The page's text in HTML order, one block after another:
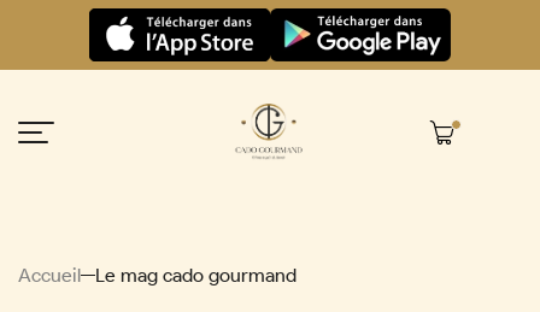
Accueil Le mag cado gourmand
Panneau de gestion des cookies